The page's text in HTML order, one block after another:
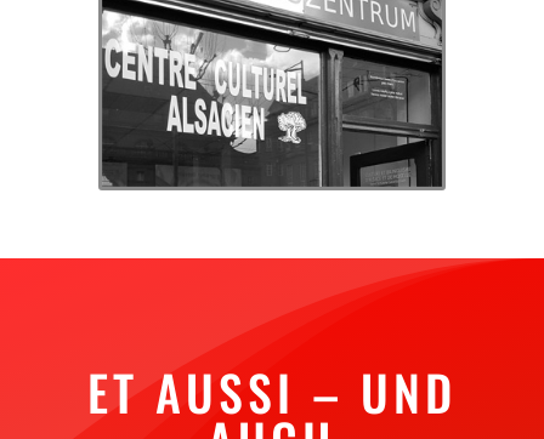
ET AUSSI – UND